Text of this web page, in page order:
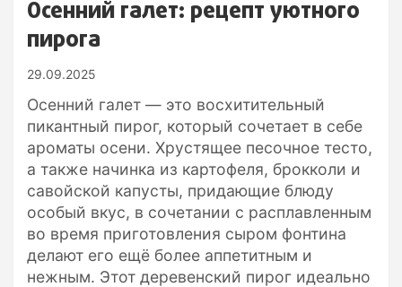
Осенний галет: рецепт уютного
пирога
29.09.2025
Осенний галет — это восхитительный
пикантный пирог, который сочетает в себе
ароматы осени. Хрустящее песочное тесто,
а также начинка из картофеля, брокколи и
савойской капусты, придающие блюду
особый вкус, в сочетании с расплавленным
во время приготовления сыром фонтина
делают его ещё более аппетитным и
нежным. Этот деревенский пирог идеально